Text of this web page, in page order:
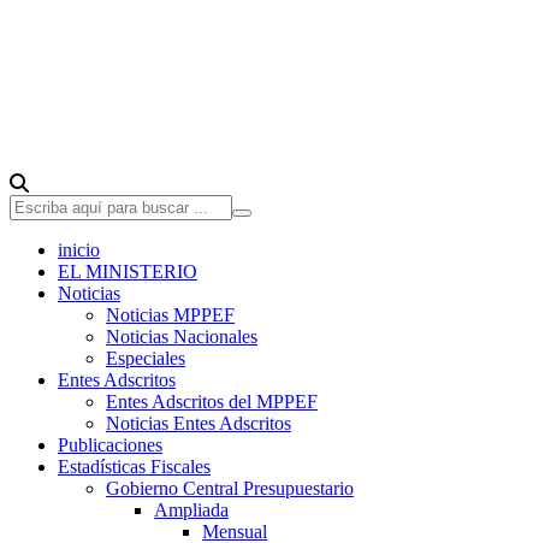
inicio
EL MINISTERIO
Noticias
Noticias MPPEF
Noticias Nacionales
Especiales
Entes Adscritos
Entes Adscritos del MPPEF
Noticias Entes Adscritos
Publicaciones
Estadísticas Fiscales
Gobierno Central Presupuestario
Ampliada
Mensual